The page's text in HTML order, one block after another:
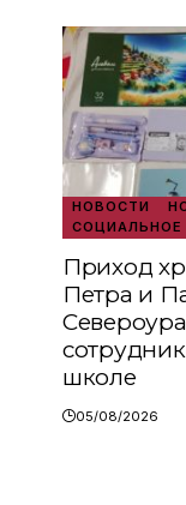
НОВОСТИ
СОЦИАЛЬНОЕ
Приход
Петра и
школе
05/08/2026